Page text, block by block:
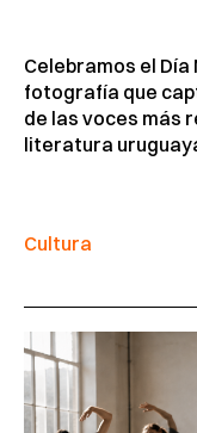
Celebramos el Día
fotografía que
de las voces más
literatura
Cultura